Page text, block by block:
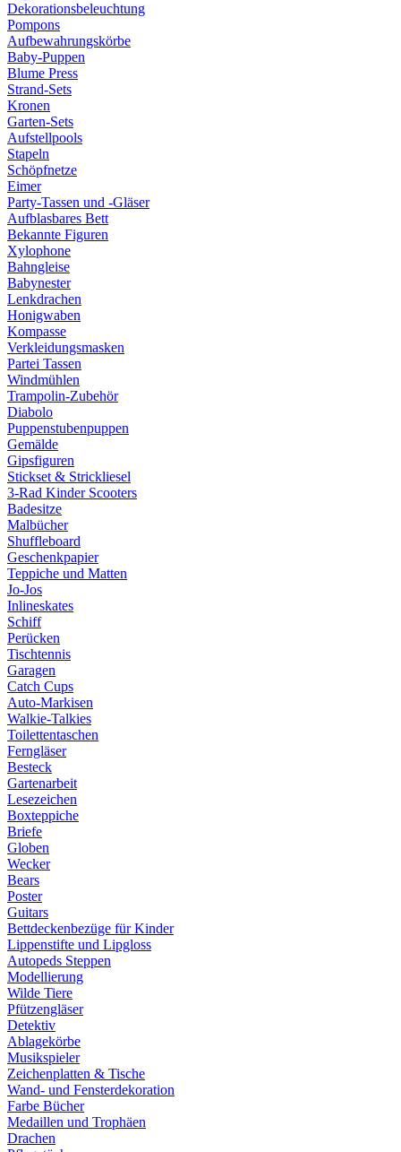
Dekorationsbeleuchtung
Pompons
Aufbewahrungskörbe
Baby-Puppen
Blume Press
Strand-Sets
Kronen
Garten-Sets
Aufstellpools
Stapeln
Schöpfnetze
Eimer
Party-Tassen und -Gläser
Aufblasbares Bett
Bekannte Figuren
Xylophone
Bahngleise
Babynester
Lenkdrachen
Honigwaben
Kompasse
Verkleidungsmasken
Partei Tassen
Windmühlen
Trampolin-Zubehör
Diabolo
Puppenstubenpuppen
Gemälde
Gipsfiguren
Stickset & Strickliesel
3-Rad Kinder Scooters
Badesitze
Malbücher
Shuffleboard
Geschenkpapier
Teppiche und Matten
Jo-Jos
Inlineskates
Schiff
Perücken
Tischtennis
Garagen
Catch Cups
Auto-Markisen
Walkie-Talkies
Toilettentaschen
Ferngläser
Besteck
Gartenarbeit
Lesezeichen
Boxteppiche
Briefe
Globen
Wecker
Bears
Poster
Guitars
Bettdeckenbezüge für Kinder
Lippenstifte und Lipgloss
Autopeds Steppen
Modellierung
Wilde Tiere
Pfützengläser
Detektiv
Ablagekörbe
Musikspieler
Zeichenplatten & Tische
Wand- und Fensterdekoration
Farbe Bücher
Medaillen und Trophäen
Drachen